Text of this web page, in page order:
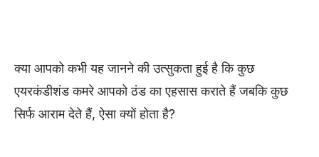
क्या आपको कभी यह जानने की उत्सुकता हुई है कि कुछ
एयरकंडीशंड कमरे आपको ठंड का एहसास कराते हैं जबकि कुछ
सिर्फ आराम देते हैं, ऐसा क्यों होता है?